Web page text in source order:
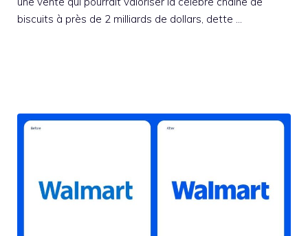
biscuits à près de 2 milliards de dollars, dette …